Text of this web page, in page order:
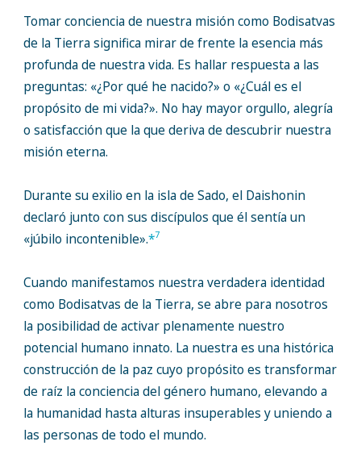
Tomar conciencia de nuestra misión como Bodisatvas
de la Tierra significa mirar de frente la esencia más
profunda de nuestra vida. Es hallar respuesta a las
preguntas: «¿Por qué he nacido?» o «¿Cuál es el
propósito de mi vida?». No hay mayor orgullo, alegría
o satisfacción que la que deriva de descubrir nuestra
misión eterna.
Durante su exilio en la isla de Sado, el Daishonin
declaró junto con sus discípulos que él sentía un
«júbilo incontenible».*7
Cuando manifestamos nuestra verdadera identidad
como Bodisatvas de la Tierra, se abre para nosotros
la posibilidad de activar plenamente nuestro
potencial humano innato. La nuestra es una histórica
construcción de la paz cuyo propósito es transformar
de raíz la conciencia del género humano, elevando a
la humanidad hasta alturas insuperables y uniendo a
las personas de todo el mundo.